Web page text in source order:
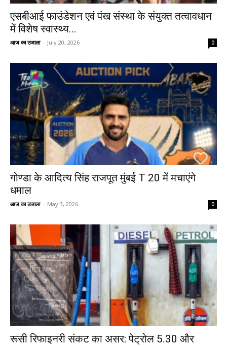
एसबीआई फाउंडेशन एवं पंख संस्था के संयुक्त तत्वावधान
में विशेष स्वास्थ्य...
आज का उजाला - July 20, 2026 0
गोण्डा के आदित्य सिंह राजपूत मुंबई T 20 में मचाएंगे
धमाल
आज का उजाला - May 3, 2026 0
रूसी रिफाइनरी संकट का असर: पेट्रोल ₹5.30 और